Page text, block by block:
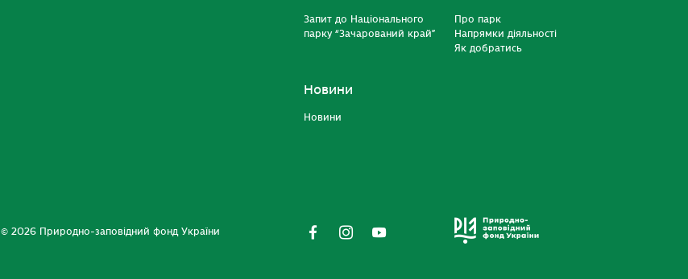
Запит до Національного
парку “Зачарований край”
Новини
Новини
Про парк
Напрямки діяльності
Як добратись
© 2026 Природно-заповідний фонд України